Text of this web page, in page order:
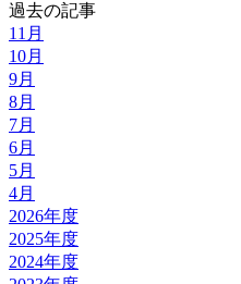
過去の記事
11月
10月
9月
8月
7月
6月
5月
4月
2026年度
2025年度
2024年度